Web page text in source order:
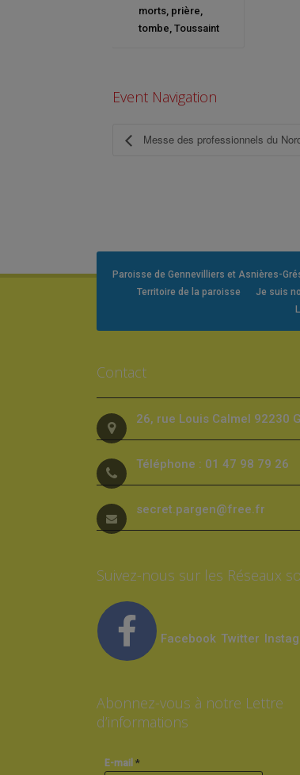
morts, prière,
tombe, Toussaint
Event Navigation
Messe des professionnels du
Paroisse de Gennevilliers et Asnières-
Territoire de la paroisse
Je suis
Contact
26, rue Louis Calmel 92230
Téléphone : 01 47 98 79 26
secret.pargen@free.fr
Suivez-nous sur les Réseaux
Facebook Twitter
Abonnez-vous à notre Lettre
d’informations
E-mail *